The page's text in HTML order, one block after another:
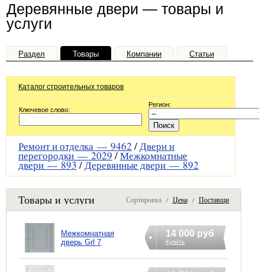
Деревянные двери — товары и
услуги
Раздел Товары Компании Статьи
Каталог строительных товаров
Ключевое слово:
Регион:
Ремонт и отделка — 9462 /Двери и
перегородки —2029/Межкомнатные
двери —893/Деревянные двери —892
Товары и услуги Сортировка / Цена/ Поставщик
Межкомнатная
дверь Grl 7
14 000 руб
Купить